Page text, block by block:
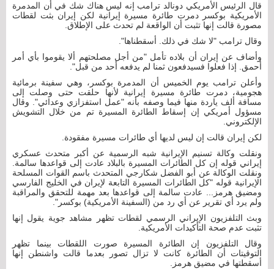
قال الرئيس الأمريكي دونالد ترامب إنه ليس هناك شك في أن المدمرة
الأمريكية بوكسر دمرت طائرة مسيرة إيرانية لكن إيران بثت لقطات
مصورة قالت إنها تثبت أن الواقعة لم تحدث على الإطلاق.
وقال ترامب "لا شك في ذلك. أسقطناها".
وأضاف عن إيران أن بلاده تأمل "من أجل مصلحتهم ألا يقوموا بأي أمر
أحمق. إذا فعلوا فسيدفعون ثمنا لم يدفعه أحد من قبل".
وأعلن ترامب يوم الخميس أن المدمرة بوكسر، وهي سفينة برمائية
هجومية، دمرت طائرة مسيرة إيرانية لأنها حلقت حتى وصلت إلى
مسافة ألف ياردة منها فيما وصفه بأنه "عمل استفزازي وعدائي". وقال
مسؤول أمريكي إن إسقاط الطائرة المسيرة تم من خلال التشويش
الإلكتروني.
لكن إيران قالت إن ليس لديها أي طائرات مسيرة مفقودة.
ونقلت وكالة تسنيم الإيرانية شبه الرسمية عن أكبر متحدث عسكري
إيراني قوله إن كل الطائرات المسيرة بالبلاد عادت إلى قواعدها سالمة.
ونقلت الوكالة عن أبو الفضل شكارجي المتحدث باسم القوات المسلحة
الإيرانية قوله "كل الطائرات المسيرة التابعة لإيران في الخليج الفارسي
ومضيق هرمز... عادت سالمة إلى قواعدها بعد مهمة للتحقق والمراقبة
ولم يرد أي تقرير عن أي رد من (السفينة الأمريكية) بوكسر".
وبث التلفزيون الإيراني الرسمي لقطات تظهر مشاهد جوية يقول إنها
تثبت عدم صحة التأكيدات الأمريكية.
وقال التلفزيون إن الطائرة المسيرة صورت اللقطات بينما تظهر
التوقيتات أن الطائرة كانت لا تزال تصور بعدما قالت واشنطن إنها
أسقطتها في مضيق هرمز.